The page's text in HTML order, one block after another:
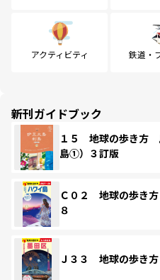
アクティビティ 鉄道・
新刊ガイドブック
１５ 地球の歩き方
島①）３訂版
Ｃ０２ 地球の歩き
８
Ｊ３３ 地球の歩き